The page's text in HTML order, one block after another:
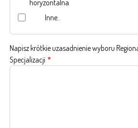
horyzontalna
Inne..
Napisz krótkie uzasadnienie wyboru
Specjalizacji